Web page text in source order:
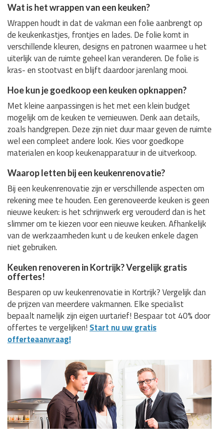
Wat is het wrappen van een keuken?
Wrappen houdt in dat de vakman een folie aanbrengt op
de keukenkastjes, frontjes en lades. De folie komt in
verschillende kleuren, designs en patronen waarmee u het
uiterlijk van de ruimte geheel kan veranderen. De folie is
kras- en stootvast en blijft daardoor jarenlang mooi.
Hoe kun je goedkoop een keuken opknappen?
Met kleine aanpassingen is het met een klein budget
mogelijk om de keuken te vernieuwen. Denk aan details,
zoals handgrepen. Deze zijn niet duur maar geven de ruimte
wel een compleet andere look. Kies voor goedkope
materialen en koop keukenapparatuur in de uitverkoop.
Waarop letten bij een keukenrenovatie?
Bij een keukenrenovatie zijn er verschillende aspecten om
rekening mee te houden. Een gerenoveerde keuken is geen
nieuwe keuken: is het schrijnwerk erg verouderd dan is het
slimmer om te kiezen voor een nieuwe keuken. Afhankelijk
van de werkzaamheden kunt u de keuken enkele dagen
niet gebruiken.
Keuken renoveren in Kortrijk? Vergelijk gratis
offertes!
Besparen op uw keukenrenovatie in Kortrijk? Vergelijk dan
de prijzen van meerdere vakmannen. Elke specialist
bepaalt namelijk zijn eigen uurtarief! Bespaar tot 40% door
offertes te vergelijken! Start nu uw gratis
offerteaanvraag!